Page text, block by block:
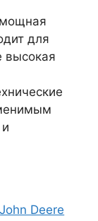
для
высокая
Deere